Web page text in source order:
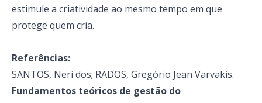
estimule a criatividade ao mesmo tempo em que
protege quem cria.
Referências:
SANTOS, Neri dos; RADOS, Gregório Jean Varvakis.
Fundamentos teóricos de gestão do